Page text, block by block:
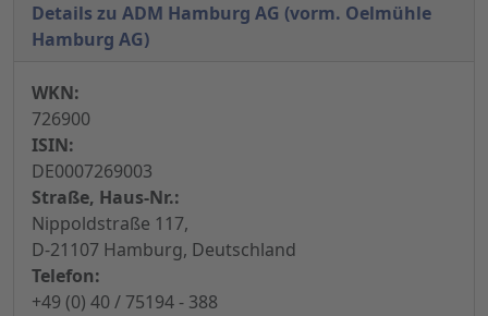
Details zu ADM Hamburg AG (vorm. Oelmühle
Hamburg AG)
WKN:
726900
ISIN:
DE0007269003
Straße, Haus-Nr.:
Nippoldstraße 117,
D-21107 Hamburg, Deutschland
Telefon:
+49 (0) 40 / 75194 - 388